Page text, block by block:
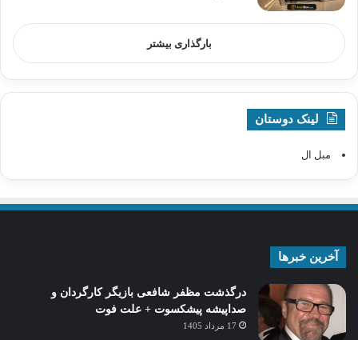
بارگذاری بیشتر
لینک دوستان
مبل ال
آخرین خبرها
درگذشت مظفر شافعی بازیگر کارگردان و
صداپیشه پیشکسوت + علت فوت
17 مرداد 1405